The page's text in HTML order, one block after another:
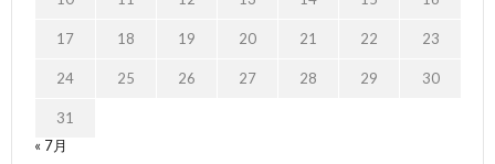
17 18 19 20 21 22 23
24 25 26 27 28 29 30
31
« 7月